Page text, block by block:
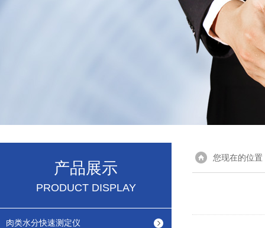
产品展示
PRODUCT DISPLAY
肉类水分快速测定仪
您现在的位置